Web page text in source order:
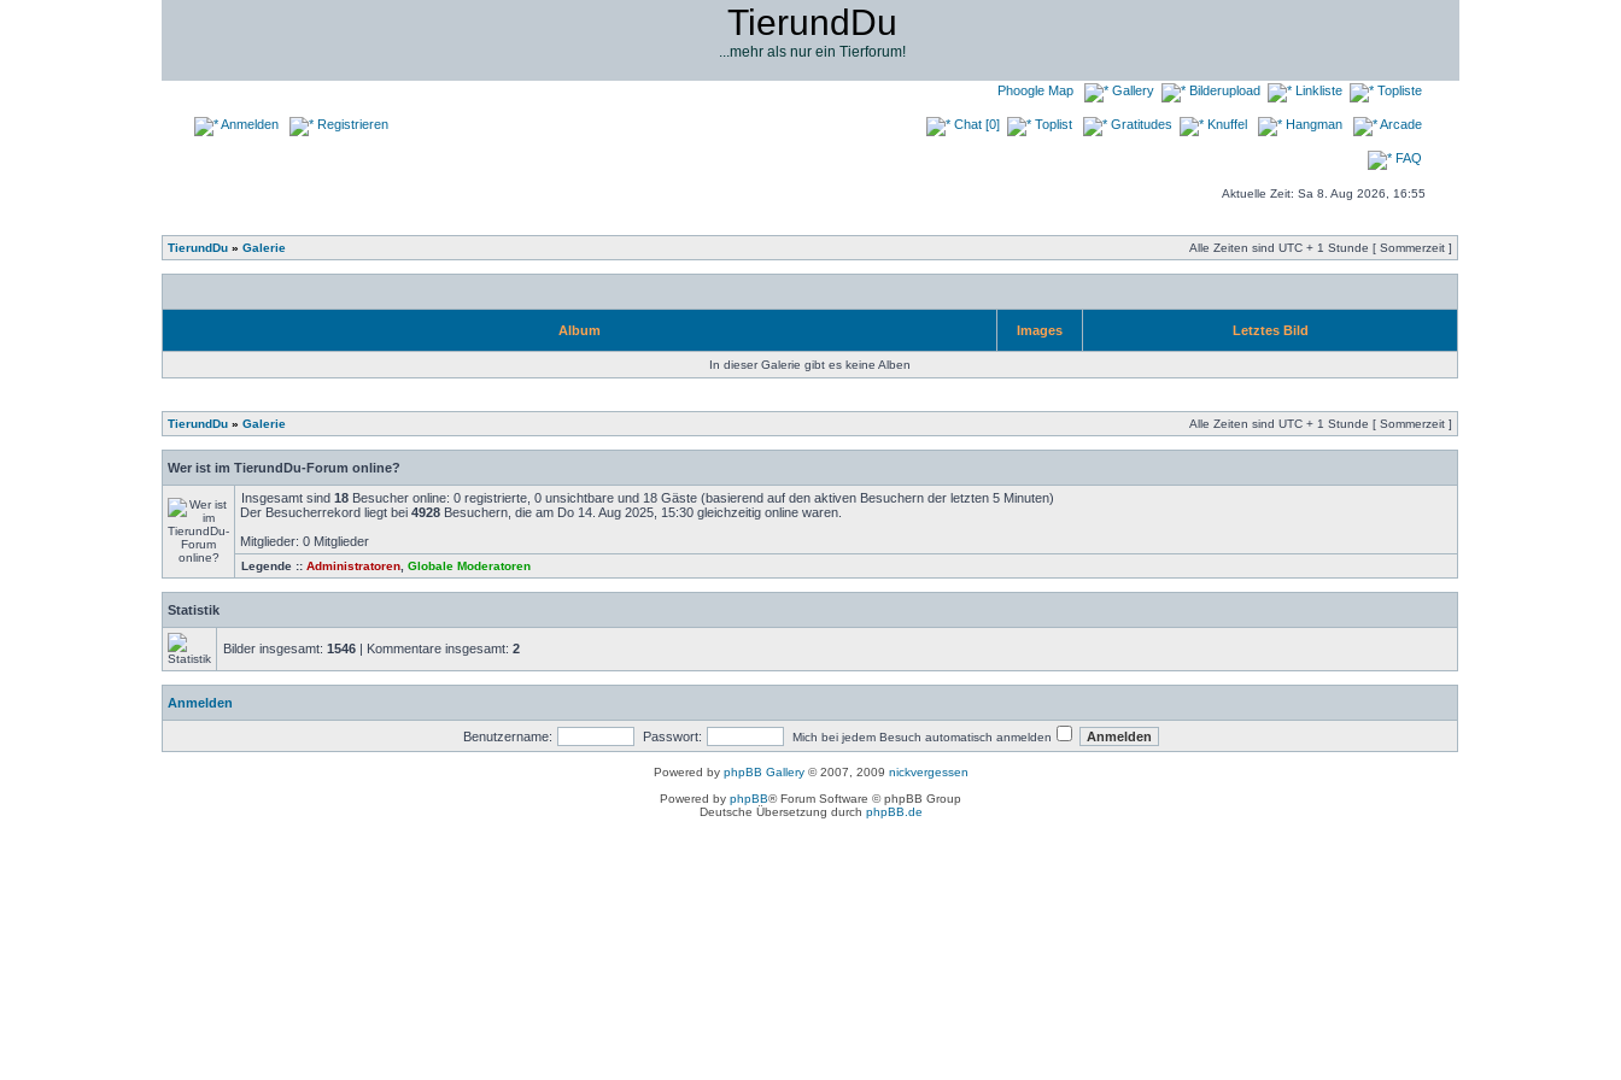
TierundDu
...mehr als nur ein Tierforum!
Anmelden Registrieren
Phoogle Map Gallery Bilderupload Linkliste Topliste
Chat [0] Toplist Gratitudes Knuffel Hangman Arcade
FAQ
Aktuelle Zeit: Sa 8. Aug 2026, 16:55
TierundDu »Galerie Alle Zeiten sind UTC + 1 Stunde [ Sommerzeit ]
Album Images Letztes Bild
In dieser Galerie gibt es keine Alben
TierundDu »Galerie Alle Zeiten sind UTC + 1 Stunde [ Sommerzeit ]
Wer ist im TierundDu-Forum online?
Insgesamt sind18 Besucher online: 0 registrierte, 0 unsichtbare und 18 Gäste (basierend auf den aktiven Besuchern der letzten 5 Minuten)
Der Besucherrekord liegt bei4928 Besuchern, die am Do 14. Aug 2025, 15:30 gleichzeitig online waren.
Mitglieder: 0 Mitglieder
Legende ::Administratoren ,Globale Moderatoren
Statistik
Bilder insgesamt:1546 | Kommentare insgesamt:2
Anmelden
Benutzername: Passwort: Mich bei jedem Besuch automatisch anmelden
Powered by phpBB Gallery© 2007, 2009 nickvergessen
Powered by phpBB® Forum Software © phpBB Group
Deutsche Übersetzung durch phpBB.de